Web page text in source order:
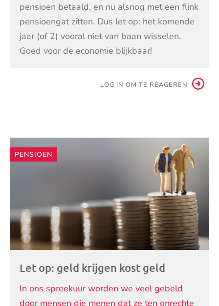
pensioen betaald, en nu alsnog met een flink
pensioengat zitten. Dus let op: het komende
jaar (of 2) vooral niet van baan wisselen.
Goed voor de economie blijkbaar!
LOG IN OM TE REAGEREN
Andere
artikelen
PENSIOEN
Let op: geld krijgen kost geld
In ons spreekuur worden we veel gebeld
door mensen die menen dat ze ten onrechte